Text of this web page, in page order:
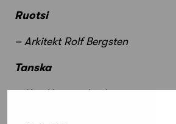
Ruotsi
– Arkitekt Rolf Bergsten
Tanska
– Kim Utzon arkitekter